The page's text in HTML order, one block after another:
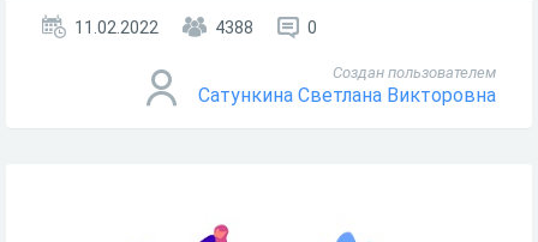
11.02.2022 4388 0
Создан пользователем
Сатункина Светлана Викторовна